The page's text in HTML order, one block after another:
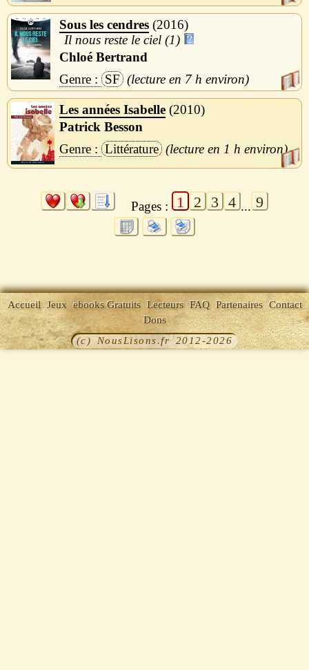
Sous les cendres 2016
Il nous reste le ciel (1)
Chloé Bertrand
SF
7 h
Les années Isabelle 2010
Patrick Besson
Littérature
1 h
Pages : 1 2 3 4 ... 9
Accueil Jeux ebooks Gratuits Lecteurs FAQ Partenaires Contact
Dons
(c) NousLisons.fr 2012-2026